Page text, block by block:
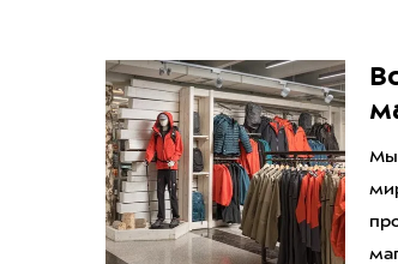
Мы